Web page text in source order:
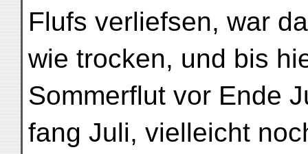
Flufs verliefsen, war
wie trocken, und bis
Sommerflut vor Ende
fang Juli, vielleicht